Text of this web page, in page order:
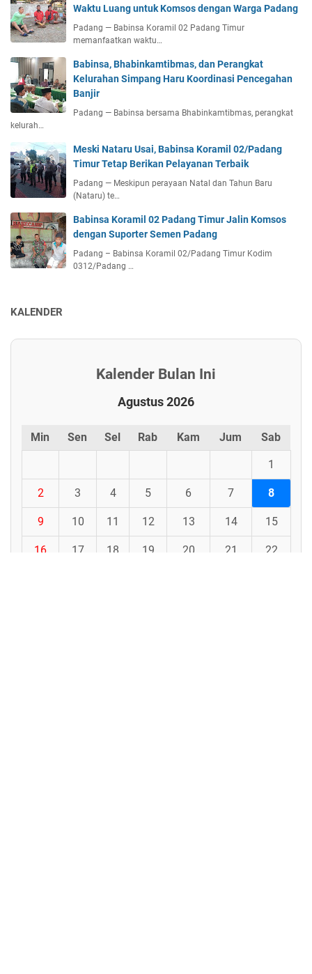
Waktu Luang untuk Komsos dengan Warga Padang
Padang — Babinsa Koramil 02 Padang Timur
memanfaatkan waktu…
Babinsa, Bhabinkamtibmas, dan Perangkat
Kelurahan Simpang Haru Koordinasi Pencegahan
Banjir
Padang — Babinsa bersama Bhabinkamtibmas, perangkat
kelurah…
Meski Nataru Usai, Babinsa Koramil 02/Padang
Timur Tetap Berikan Pelayanan Terbaik
Padang — Meskipun perayaan Natal dan Tahun Baru
(Nataru) te…
Babinsa Koramil 02 Padang Timur Jalin Komsos
dengan Suporter Semen Padang
Padang – Babinsa Koramil 02/Padang Timur Kodim
0312/Padang …
KALENDER
Kalender Bulan Ini
Agustus 2026
Min Sen Sel Rab Kam Jum Sab
1
2 3 4 5 6 7 8
9 10 11 12 13 14 15
16 17 18 19 20 21 22